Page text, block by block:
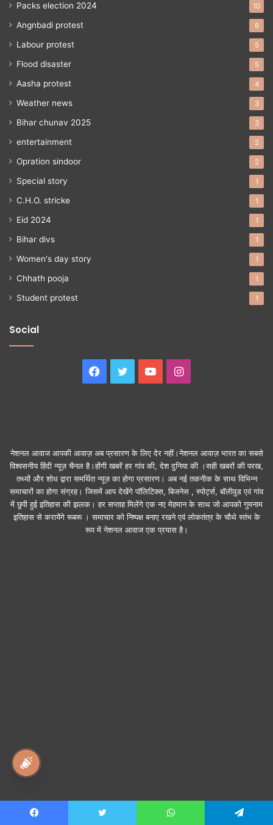
Packs election 2024 10
Angnbadi protest 6
Labour protest 5
Flood disaster 5
Aasha protest 4
Weather news 3
Bihar chunav 2025 3
entertainment 2
Opration sindoor 2
Special story 1
C.H.O. stricke 1
Eid 2024 1
Bihar divs 1
Women's day story 1
Chhath pooja 1
Student protest 1
Social
Facebook
Twitter YouTubeInstagram
नेशनल आवाज आपकी आवाज़ अब प्रसारण के लिए देर नहीं।नेशनल आवाज़ भारत का सबसे
विश्वसनीय हिंदी न्यूज़ चैनल है।होंगी खबरें हर गांव की, देश दुनिया की ।सही खबरों की परख,
तथ्यों और शोध द्वारा समर्थित न्यूज़ का होगा प्रसारण। अब नई तकनीक के साथ विभिन्न
समाचारों का होगा संग्रह। जिसमें आप देखेंगे पॉलिटिक्स, बिजनेस , स्पोर्ट्स, बॉलीवुड एवं गांव
में छुपी हुई इतिहास की झलक। हर सप्ताह मिलेंगे एक नए मेहमान के साथ जो आपको गुमनाम
इतिहास से करायेंगे रूबरू । समाचार को निष्पक्ष बनाए रखने एवं लोकतंत्र के चौथे स्तंभ के
रूप में नेशनल आवाज एक प्रयास है।